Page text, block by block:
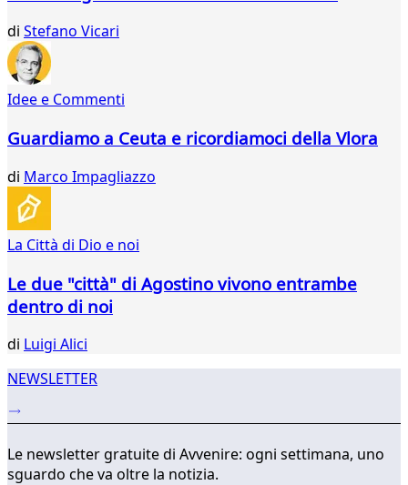
di Stefano Vicari
Idee e Commenti
Guardiamo a Ceuta e ricordiamoci della Vlora
di Marco Impagliazzo
La Città di Dio e noi
Le due "città" di Agostino vivono entrambe
dentro di noi
di Luigi Alici
NEWSLETTER
Le newsletter gratuite di Avvenire: ogni settimana, uno
sguardo che va oltre la notizia.